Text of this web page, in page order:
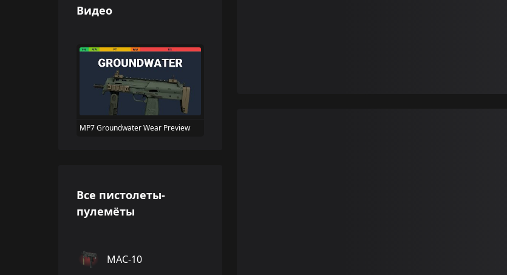
Видео
MP7 Groundwater Wear Preview
Все пистолеты-
пулемёты
MAC-10